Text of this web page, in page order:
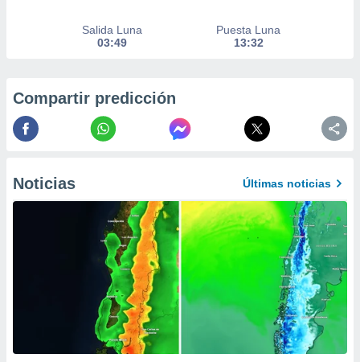
publicidad
de
1199
Salida Luna
03:49
Puesta Luna
13:32
Compartir predicción
Noticias Últimas noticias